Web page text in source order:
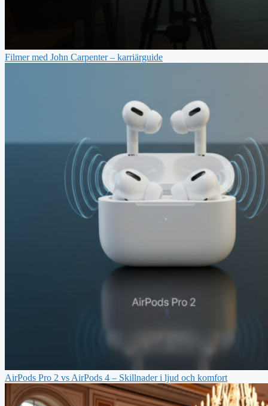
Filmer med John Carpenter – karriärguide
AirPods Pro 2 vs AirPods 4 – Skillnader i ljud och komfort